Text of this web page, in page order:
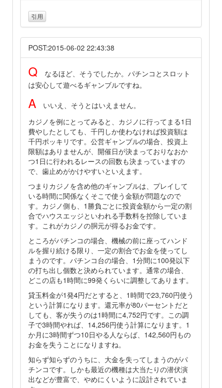
引用
POST:2015-06-02 22:43:38
Q なるほど、そうでしたか。パチンコとスロット
は安心して遊べるギャンブルですね。
A いいえ、そうとはいえません。
カジノを例にとってみると、カジノに行ってまる1日
費やしたとしても、千円しか使わなければ投資額は
千円ポッキリです。公営ギャンブルの場合、投資上
限額はありませんが、開催日が決まっておりなおか
つ1日に行われるレースの回数も決まっていますの
で、歯止めがかけやすいといえます。
つまりカジノを含め他のギャンブルは、プレイして
いる時間に関係なくそこで使う金額が問題なので
す。カジノ側も、1勝負ごとに投資金額から一定の割
合でハウスエッジといわれる手数料を控除していま
す。これがカジノの胴元が得るお金です。
ところがパチンコの場合、機械の前に座ってハンド
ルを握り続ける限り、一定の割合でお金を使ってし
まうのです。パチンコ台の場合、1分間に100発以下
の打ち出し個数と決められています。通常の場合、
どこの店も1時間に99発くらいに調整してあります。
貸玉料金が1発4円だとすると、1時間で23,760円使う
という計算になります。還元率が80パーセントだと
しても、客が失うのは1時間に4,752円です。この調
子で3時間やれば、14,256円使う計算になります。1
か月に3時間ずつ10日やる人ならば、142,560円もの
お金を失うことになりますね。
知らず知らずのうちに、大金を失ってしまうのがパ
チンコです。しかも最近の機種は大当たりの潜伏演
出などが豊富で、やめにくいように設計されていま